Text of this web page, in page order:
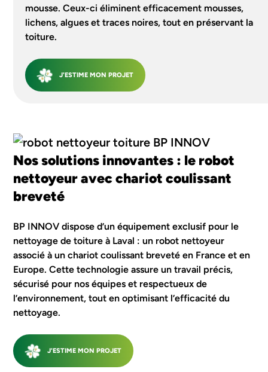
mousse. Ceux-ci éliminent efficacement mousses,
lichens, algues et traces noires, tout en préservant la
toiture.
J'ESTIME MON PROJET
Nos solutions innovantes : le robot
nettoyeur avec chariot coulissant
breveté
BP INNOV dispose d’un équipement exclusif pour le
nettoyage de toiture à Laval : un robot nettoyeur
associé à un chariot coulissant breveté en France et en
Europe. Cette technologie assure un travail précis,
sécurisé pour nos équipes et respectueux de
l’environnement, tout en optimisant l’efficacité du
nettoyage.
J'ESTIME MON PROJET